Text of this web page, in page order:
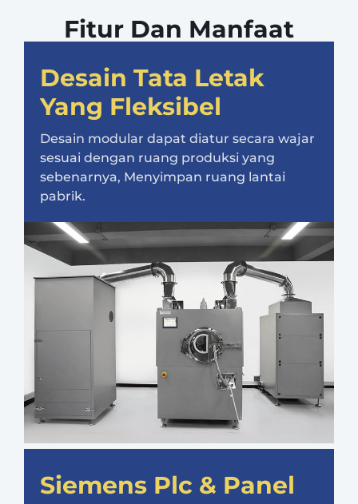
Fitur Dan Manfaat
Desain Tata Letak
Yang Fleksibel
Desain modular dapat diatur secara wajar
sesuai dengan ruang produksi yang
sebenarnya, Menyimpan ruang lantai
pabrik.
Siemens Plc & Panel